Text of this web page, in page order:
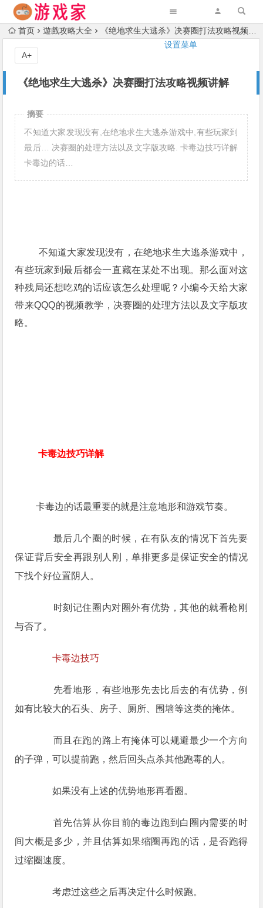
设置菜单
首页 遊戲攻略大全 《绝地求生大逃杀》决赛圈打法攻略视频讲解
《绝地求生大逃杀》决赛圈打法攻略视频讲解
A+
摘要
不知道大家发现没有,在绝地求生大逃杀游戏中,有些玩家到
最后… 决赛圈的处理方法以及文字版攻略. 卡毒边技巧详解
卡毒边的话…
不知道大家发现没有，在绝地求生大逃杀游戏中，
有些玩家到最后都会一直藏在某处不出现。那么面对这
种残局还想吃鸡的话应该怎么处理呢？小编今天给大家
带来QQQ的视频教学，决赛圈的处理方法以及文字版攻
略。
卡毒边技巧详解
卡毒边的话最重要的就是注意地形和游戏节奏。
最后几个圈的时候，在有队友的情况下首先要
保证背后安全再跟别人刚，单排更多是保证安全的情况
下找个好位置阴人。
时刻记住圈内对圈外有优势，其他的就看枪刚
与否了。
卡毒边技巧
先看地形，有些地形先去比后去的有优势，例
如有比较大的石头、房子、厕所、围墙等这类的掩体。
而且在跑的路上有掩体可以规避最少一个方向
的子弹，可以提前跑，然后回头点杀其他跑毒的人。
如果没有上述的优势地形再看圈。
首先估算从你目前的毒边跑到白圈内需要的时
间大概是多少，并且估算如果缩圈再跑的话，是否跑得
过缩圈速度。
考虑过这些之后再决定什么时候跑。